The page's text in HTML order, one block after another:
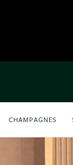
CHAMPAGNES